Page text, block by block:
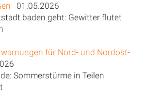
01.05.2026
baden geht: Gewitter flutet
für Nord- und Nordost-
Sommerstürme in Teilen